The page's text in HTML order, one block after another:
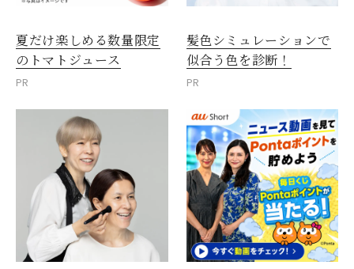
夏だけ楽しめる数量限定
のトマトジュース
PR
髪色シミュレーションで
似合う色を診断！
PR